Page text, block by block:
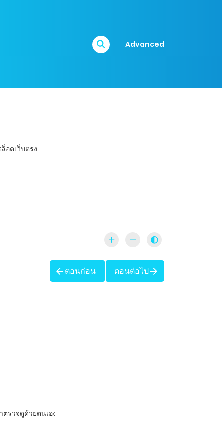
Advanced
ตอนก่อน ตอนต่อไป
ตรวจดูด้วยตนเอง